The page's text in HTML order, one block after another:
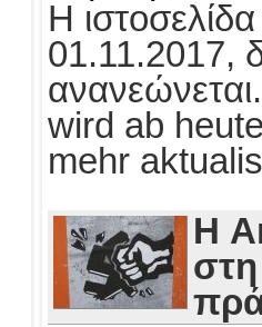
Η
01.11.2017,
wird ab
mehr
Η